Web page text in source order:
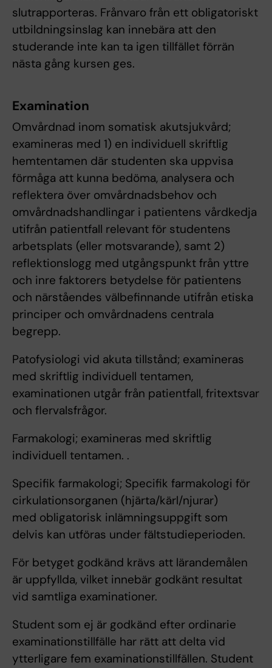
slutrapporteras. Frånvaro från ett obligatoriskt
utbildningsinslag kan innebära att den
studerande inte kan ta igen tillfället förrän
nästa gång kursen ges.
Examination
Omvårdnad inom somatisk akutsjukvård;
examineras med 1) en individuell skriftlig
hemtentamen där studenten ska uppvisa
förmåga att kunna bedöma, analysera och
reflektera över omvårdnadsbehov och
omvårdnadshandlingar i patientens vårdkedja
utifrån patientfall relevant för studentens
arbetsplats (eller motsvarande), samt 2)
reflektionslogg med utgångspunkt från yttre
och inre faktorers betydelse för patientens
och närståendes välbefinnande utifrån etiska
principer och omvårdnadens centrala
begrepp.
Patofysiologi vid akuta tillstånd; examineras
med skriftlig individuell tentamen,
examinationen utgår från patientfall, fritextsvar
och flervalsfrågor.
Farmakologi; examineras med skriftlig
individuell tentamen. .
Specifik farmakologi; Specifik farmakologi för
cirkulationsorganen (hjärta/kärl/njurar)
med obligatorisk inlämningsuppgift som
delvis kan utföras under fältstudieperioden.
För betyget godkänd krävs att lärandemålen
är uppfyllda, vilket innebär godkänt resultat
vid samtliga examinationer.
Student som ej är godkänd efter ordinarie
examinationstillfälle har rätt att delta vid
ytterligare fem examinationstillfällen. Student